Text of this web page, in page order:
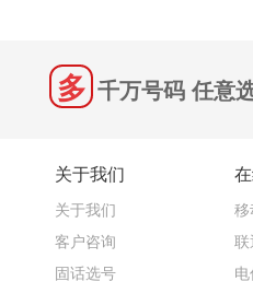
千万号码 任意
关于我们
关于我们
客户咨询
固话选号